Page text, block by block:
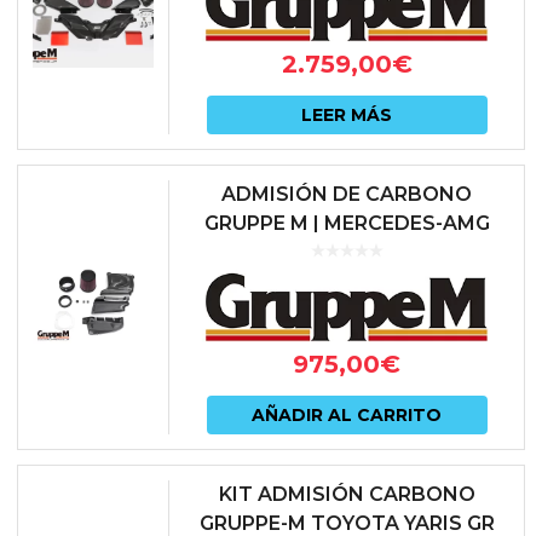
2.759,00€
LEER MÁS
ADMISIÓN DE CARBONO
GRUPPE M | MERCEDES-AMG
C117 / X156 2.0 TURBO) | FRI-
0406
975,00€
AÑADIR AL CARRITO
KIT ADMISIÓN CARBONO
GRUPPE-M TOYOTA YARIS GR